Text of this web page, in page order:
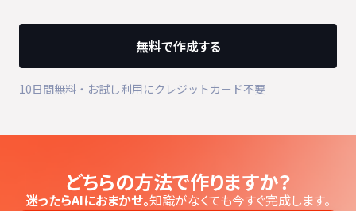
無料で作成する
10日間無料・お試し利用にクレジットカード不要
どちらの方法で作りますか？
迷ったらAIにおまかせ。知識がなくても今すぐ完成します。